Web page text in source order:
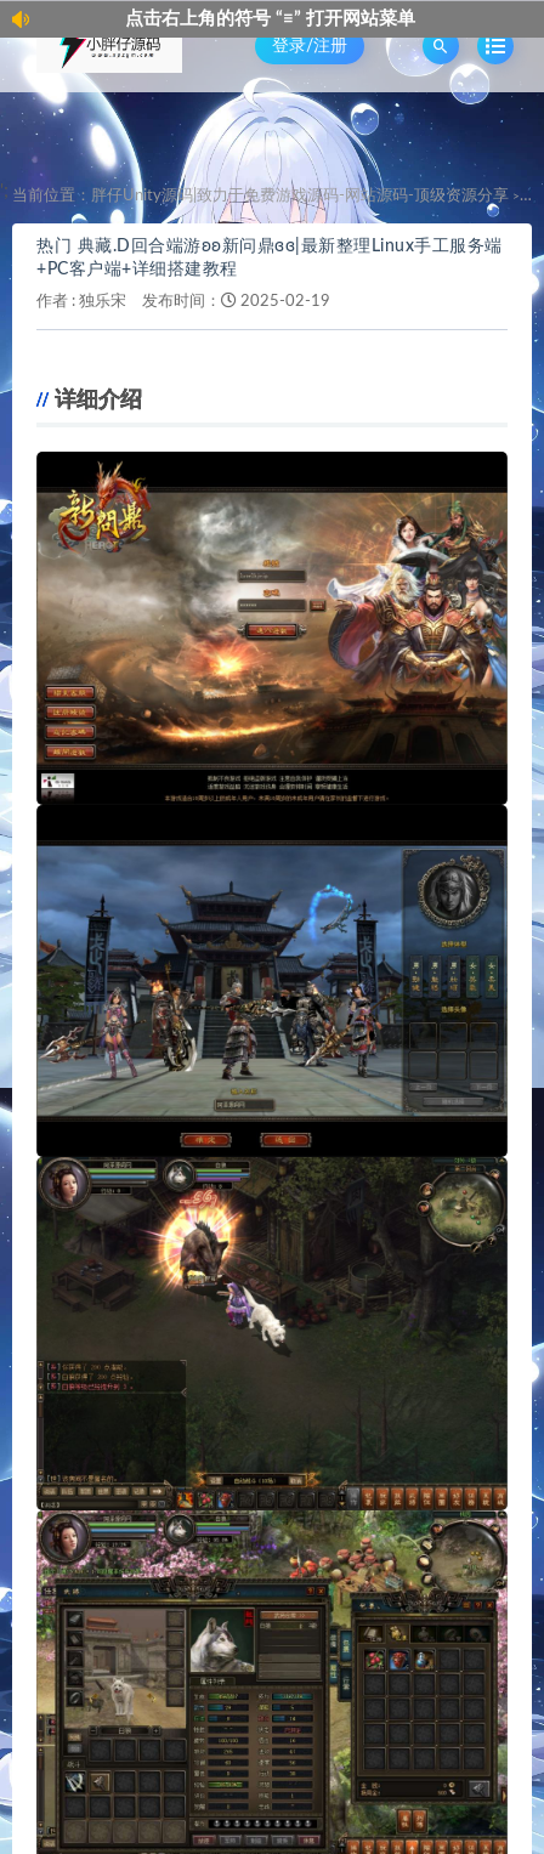
点击右上角的符号 “≡” 打开网站菜单
登录/注册
'; 当前位置： 胖仔Unity源码|致力于免费游戏源码-网站源码-顶级资源分享 > 热
热门 典藏.D回合端游ʚʚ新问鼎ɞɞ|最新整理Linux手工服务端
+PC客户端+详细搭建教程
作者 : 独乐宋 发布时间： 2025-02-19
详细介绍